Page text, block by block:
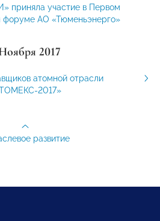
участие в Первом
форуме АО «Тюменьэнерго»
2017
атомной отрасли
2017»
развитие